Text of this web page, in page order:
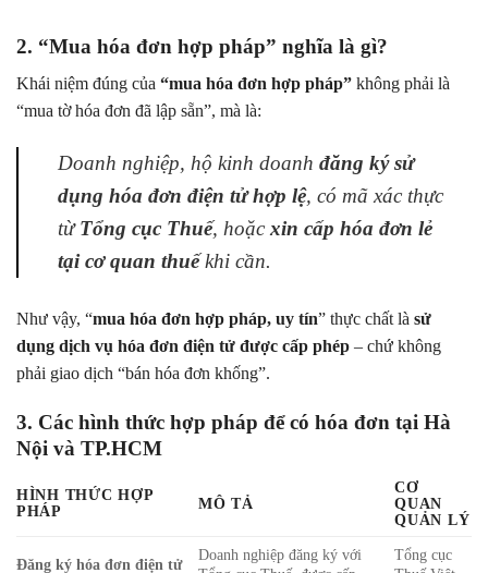
2. “Mua hóa đơn hợp pháp” nghĩa là gì?
Khái niệm đúng của “mua hóa đơn hợp pháp” không phải là
“mua tờ hóa đơn đã lập sẵn”, mà là:
Doanh nghiệp, hộ kinh doanh đăng ký sử
dụng hóa đơn điện tử hợp lệ, có mã xác thực
từTổng cục Thuế, hoặc xin cấp hóa đơn lẻ
tại cơ quan thuếkhi cần.
Như vậy, “mua hóa đơn hợp pháp, uy tín” thực chất là sử
dụng dịch vụ hóa đơn điện tử được cấp phép – chứ không
phải giao dịch “bán hóa đơn khống”.
3. Các hình thức hợp pháp để có hóa đơn tại Hà
Nội và TP.HCM
HÌNH THỨC HỢP
PHÁP
MÔ TẢ
CƠ
QUAN
QUẢN LÝ
Đăng ký hóa đơn điện tử
Doanh nghiệp đăng ký với
Tổng cục